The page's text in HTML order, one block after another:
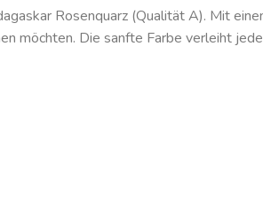
Rosenquarz (Qualität A). Mit
möchten. Die sanfte Farbe verleiht